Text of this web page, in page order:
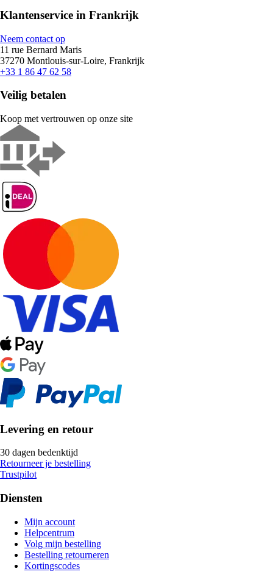
Klantenservice in Frankrijk
Neem contact op
11 rue Bernard Maris
37270 Montlouis-sur-Loire, Frankrijk
+33 1 86 47 62 58
Veilig betalen
Koop met vertrouwen op onze site
Levering en retour
30 dagen bedenktijd
Retourneer je bestelling
Trustpilot
Diensten
Mijn account
Helpcentrum
Volg mijn bestelling
Bestelling retourneren
Kortingscodes